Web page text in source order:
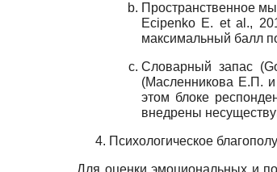
Пространственное
Ecipenko E. et al.,
максимальный балл
Словарный запас
(Масленникова Е.П. и
этом блоке
внедрены
Психологическое